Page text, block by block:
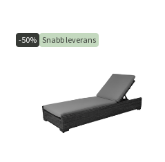
-50% Snabb leverans